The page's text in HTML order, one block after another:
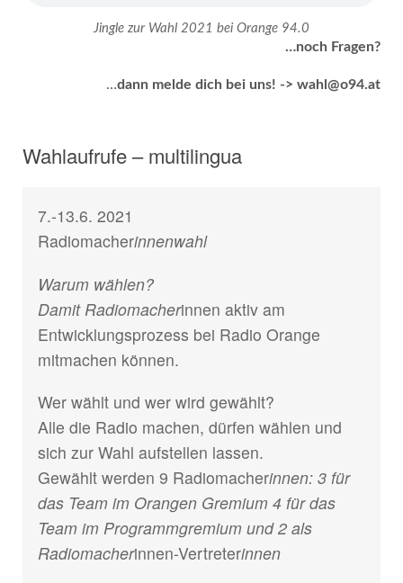
Jingle zur Wahl 2021 bei Orange 94.0
…noch Fragen?
…dann melde dich bei uns! -> wahl@o94.at
Wahlaufrufe – multilingua
7.-13.6. 2021
Radiomacherinnenwahl
Warum wählen?
Damit Radiomacherinnen aktiv am
Entwicklungsprozess bei Radio Orange
mitmachen können.
Wer wählt und wer wird gewählt?
Alle die Radio machen, dürfen wählen und
sich zur Wahl aufstellen lassen.
Gewählt werden 9 Radiomacherinnen: 3 für
das Team im Orangen Gremium 4 für das
Team im Programmgremium und 2 als
Radiomacherinnen-Vertreterinnen